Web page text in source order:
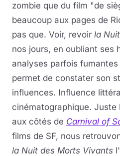
zombie que du film "de
beaucoup aux pages de
pas que. Voir, revoir la
nos jours, en oubliant ses
analyses parfois
permet de constater son
influences. Influence
cinématographique. Juste
aux côtés de Carnival of
films de SF, nous
la Nuit des Morts Vivants